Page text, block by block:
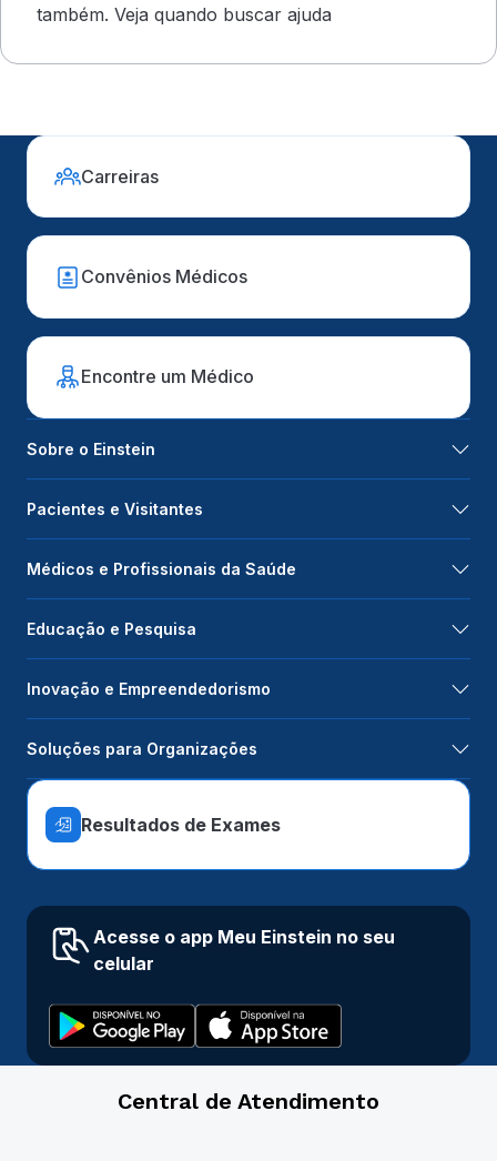
também. Veja quando buscar ajuda
Carreiras
Convênios Médicos
Encontre um Médico
Sobre o Einstein
Pacientes e Visitantes
Médicos e Profissionais da Saúde
Educação e Pesquisa
Inovação e Empreendedorismo
Soluções para Organizações
Resultados de Exames
Acesse o app Meu Einstein no seu
celular
Central de Atendimento